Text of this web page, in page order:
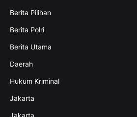
Berita Pilihan
Berita Polri
Berita Utama
Daerah
Hukum Kriminal
Jakarta
Jakarta